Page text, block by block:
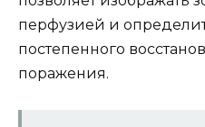
перфузией и
постепенного
поражения.